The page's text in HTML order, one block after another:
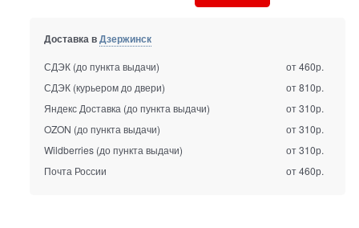
Доставка вДзержинск
СДЭК (до пункта выдачи)
от 460р.
СДЭК (курьером до двери)
от 810р.
Яндекс Доставка (до пункта выдачи)
от 310р.
OZON (до пункта выдачи)
от 310р.
Wildberries (до пункта выдачи)
от 310р.
Почта России
от 460р.